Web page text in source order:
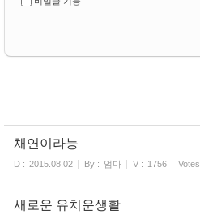
채연이라능
D : 2015.08.02 By : 엄마 V : 1756 Votes
새로운 유치운생활